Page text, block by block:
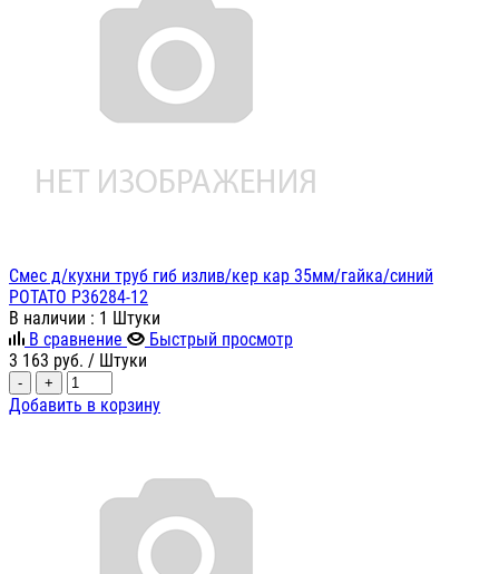
Смес д/кухни труб гиб излив/кер кар 35мм/гайка/синий
POTATO P36284-12
В наличии : 1 Штуки
В сравнение
Быстрый просмотр
3 163 руб. / Штуки
- +
Добавить в корзину